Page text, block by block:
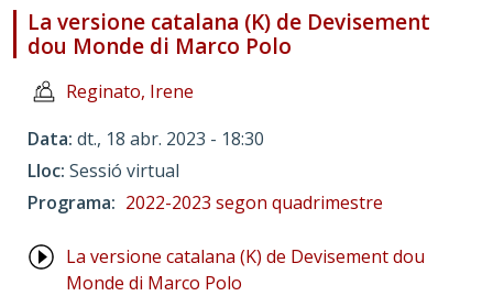
La versione catalana (K) de Devisement
dou Monde di Marco Polo
Reginato, Irene
Data dt., 18 abr. 2023 - 18:30
Lloc Sessió virtual
Programa
2022-2023 segon quadrimestre
La versione catalana (K) de Devisement dou
Monde di Marco Polo